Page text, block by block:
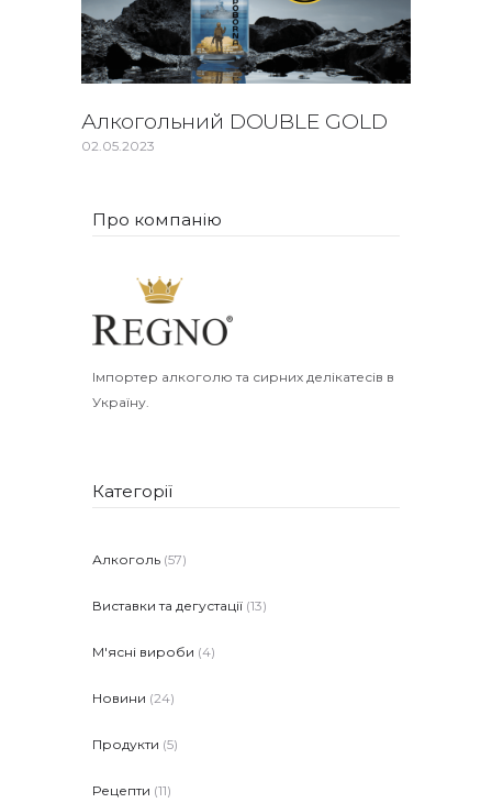
Алкогольний DOUBLE GOLD
02.05.2023
Про компанію
Імпортер алкоголю та сирних делікатесів в
Україну.
Категорії
Алкоголь (57)
Виставки та дегустації (13)
М'ясні вироби (4)
Новини (24)
Продукти (5)
Рецепти (11)